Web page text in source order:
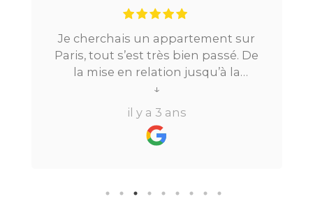
Je cherchais un appartement sur
Paris, tout s’est très bien passé. De
la mise en relation jusqu’à la
location. Le digital qui fait gagner
beaucoup de temps ne fait pas
perdre l’aspect humain ce qui est
vraiment bien ! Je recommande
↓
il y a 3 ans